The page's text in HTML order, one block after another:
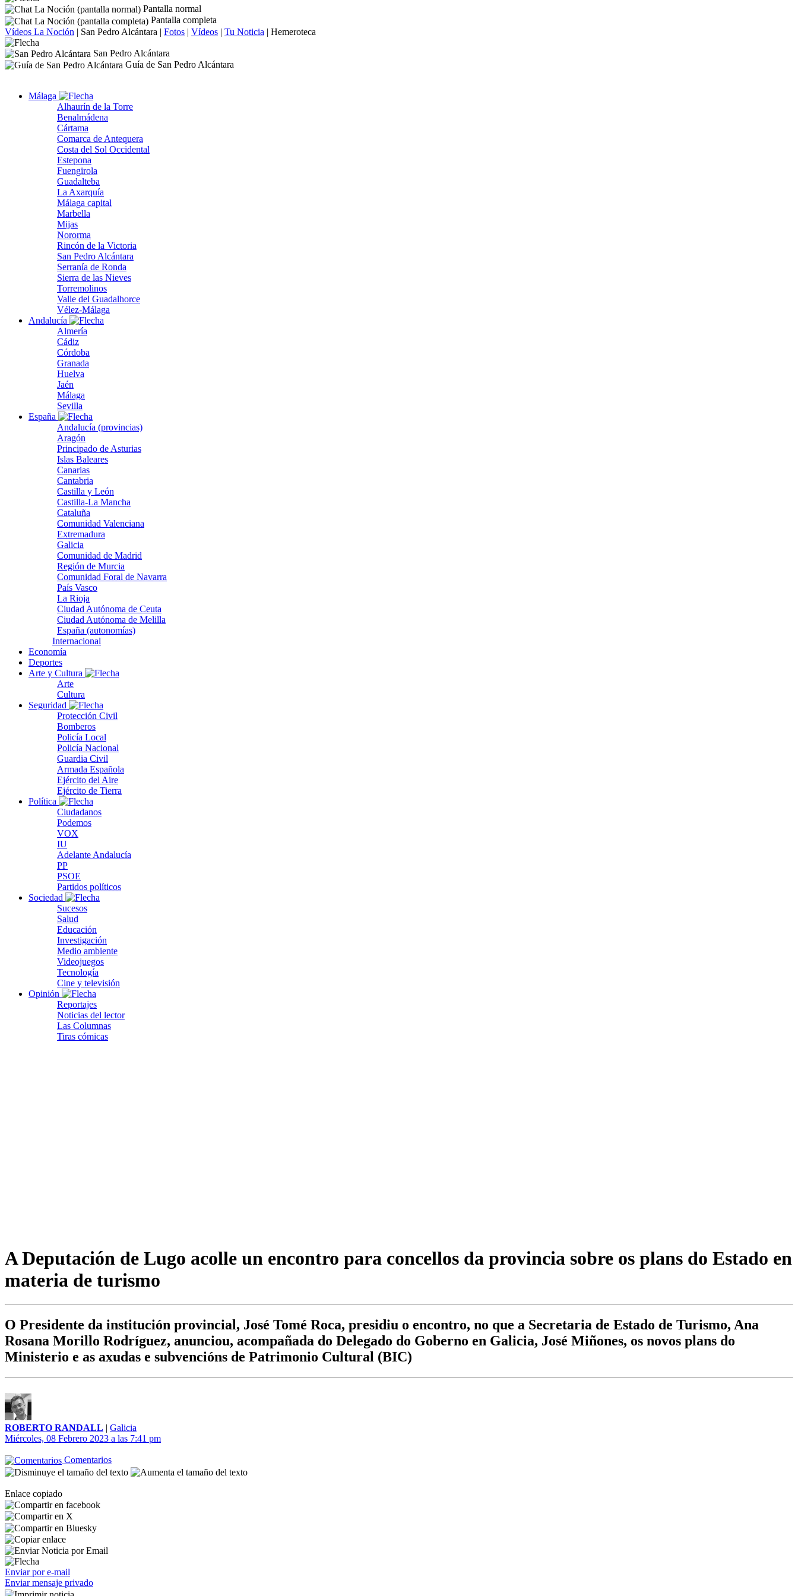
Pantalla normal
Pantalla completa
Vídeos La Noción | San Pedro Alcántara | Fotos | Vídeos | Tu Noticia | Hemeroteca
San Pedro Alcántara
Guía de San Pedro Alcántara
Málaga
Alhaurín de la Torre
Benalmádena
Cártama
Comarca de Antequera
Costa del Sol Occidental
Estepona
Fuengirola
Guadalteba
La Axarquía
Málaga capital
Marbella
Mijas
Nororma
Rincón de la Victoria
San Pedro Alcántara
Serranía de Ronda
Sierra de las Nieves
Torremolinos
Valle del Guadalhorce
Vélez-Málaga
Andalucía
Almería
Cádiz
Córdoba
Granada
Huelva
Jaén
Málaga
Sevilla
España
Andalucía (provincias)
Aragón
Principado de Asturias
Islas Baleares
Canarias
Cantabria
Castilla y León
Castilla-La Mancha
Cataluña
Comunidad Valenciana
Extremadura
Galicia
Comunidad de Madrid
Región de Murcia
Comunidad Foral de Navarra
País Vasco
La Rioja
Ciudad Autónoma de Ceuta
Ciudad Autónoma de Melilla
España (autonomías)
Internacional
Economía
Deportes
Arte y Cultura
Arte
Cultura
Seguridad
Protección Civil
Bomberos
Policía Local
Policía Nacional
Guardia Civil
Armada Española
Ejército del Aire
Ejército de Tierra
Política
Ciudadanos
Podemos
VOX
IU
Adelante Andalucía
PP
PSOE
Partidos políticos
Sociedad
Sucesos
Salud
Educación
Investigación
Medio ambiente
Videojuegos
Tecnología
Cine y televisión
Opinión
Reportajes
Noticias del lector
Las Columnas
Tiras cómicas
A Deputación de Lugo acolle un encontro para concellos da provincia sobre os plans do Estado en
materia de turismo
O Presidente da institución provincial, José Tomé Roca, presidiu o encontro, no que a Secretaria de Estado de Turismo, Ana
Rosana Morillo Rodríguez, anunciou, acompañada do Delegado do Goberno en Galicia, José Miñones, os novos plans do
Ministerio e as axudas e subvencións de Patrimonio Cultural (BIC)
ROBERTO RANDALL | Galicia
Miércoles, 08 Febrero 2023 a las 7:41 pm
Comentarios
Enlace copiado
Enviar por e-mail
Enviar mensaje privado